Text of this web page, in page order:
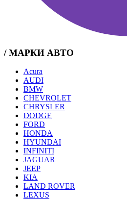
/ МАРКИ АВТО
Acura
AUDI
BMW
CHEVROLET
CHRYSLER
DODGE
FORD
HONDA
HYUNDAI
INFINITI
JAGUAR
JEEP
KIA
LAND ROVER
LEXUS